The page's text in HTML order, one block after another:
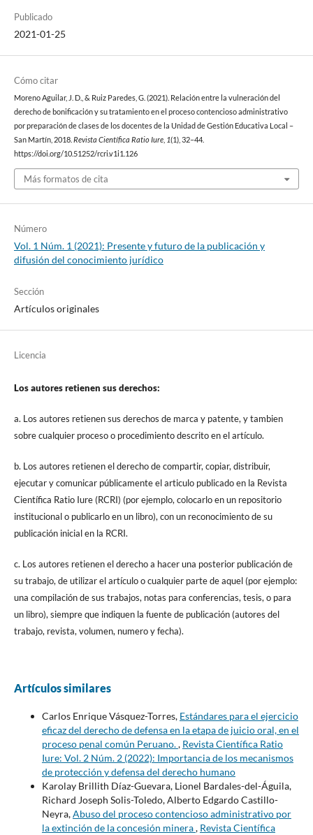
Publicado
2021-01-25
Cómo citar
Moreno Aguilar, J. D., & Ruiz Paredes, G. (2021). Relación entre la vulneración del
derecho de bonificación y su tratamiento en el proceso contencioso administrativo
por preparación de clases de los docentes de la Unidad de Gestión Educativa Local –
San Martín, 2018.Revista Científica Ratio Iure, 1(1), 32–44.
https://doi.org/10.51252/rcri.v1i1.126
Más formatos de cita
Número
Vol. 1 Núm. 1 (2021): Presente y futuro de la publicación y
difusión del conocimiento jurídico
Sección
Artículos originales
Licencia
Los autores retienen sus derechos:
a. Los autores retienen sus derechos de marca y patente, y tambien
sobre cualquier proceso o procedimiento descrito en el artículo.
b. Los autores retienen el derecho de compartir, copiar, distribuir,
ejecutar y comunicar públicamente el articulo publicado en la Revista
Científica Ratio Iure (RCRI) (por ejemplo, colocarlo en un repositorio
institucional o publicarlo en un libro), con un reconocimiento de su
publicación inicial en la RCRI.
c. Los autores retienen el derecho a hacer una posterior publicación de
su trabajo, de utilizar el artículo o cualquier parte de aquel (por ejemplo:
una compilación de sus trabajos, notas para conferencias, tesis, o para
un libro), siempre que indiquen la fuente de publicación (autores del
trabajo, revista, volumen, numero y fecha).
Artículos similares
Carlos Enrique Vásquez-Torres, Estándares para el ejercicio
eficaz del derecho de defensa en la etapa de juicio oral, en el
proceso penal común Peruano., Revista Científica Ratio
Iure: Vol. 2 Núm. 2 (2022): Importancia de los mecanismos
de protección y defensa del derecho humano
Karolay Brillith Díaz-Guevara, Lionel Bardales-del-Águila,
Richard Joseph Solis-Toledo, Alberto Edgardo Castillo-
Neyra,Abuso del proceso contencioso administrativo por
la extinción de la concesión minera, Revista Científica